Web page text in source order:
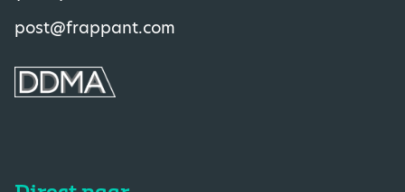
post@frappant.com